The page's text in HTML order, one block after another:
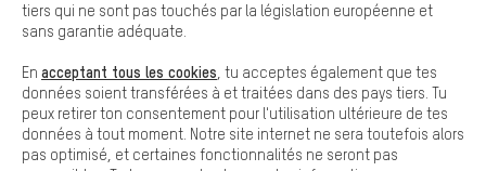
frais de portpour la livraison versÉtats-Unis.
tiers qui ne sont pas touchés par la législation européenne et
sans garantie adéquate.
En acceptant tous les cookies , tu acceptes également que tes
données soient transférées à et traitées dans des pays tiers. Tu
peux retirer ton consentement pour l'utilisation ultérieure de tes
données à tout moment. Notre site internet ne sera toutefois alors
pas optimisé, et certaines fonctionnalités ne seront pas